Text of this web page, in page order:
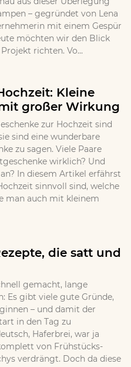
– gegründet von Lena
mit einem Gespür
möchten wir den Blick
richten. Vo...
Kleine
großer Wirkung
zur Hochzeit sind
sind eine wunderbare
zu sagen. Viele Paare
wirklich? Und
In diesem Artikel erfährst
sinnvoll sind, welche
man auch mit kleinem
die satt und
gemacht, lange
Es gibt viele gute Gründe,
– und damit der
in den Tag zu
Haferbrei, war ja
von Frühstücks-
verdrängt. Doch da diese